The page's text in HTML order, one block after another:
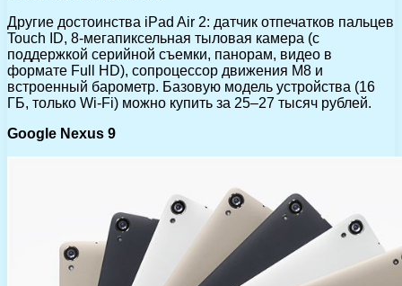
Другие достоинства iPad Air 2: датчик отпечатков пальцев
Touch ID, 8-мегапиксельная тыловая камера (с
поддержкой серийной съемки, панорам, видео в
формате Full HD), сопроцессор движения M8 и
встроенный барометр. Базовую модель устройства (16
ГБ, только Wi-Fi) можно купить за 25–27 тысяч рублей.
Google Nexus 9